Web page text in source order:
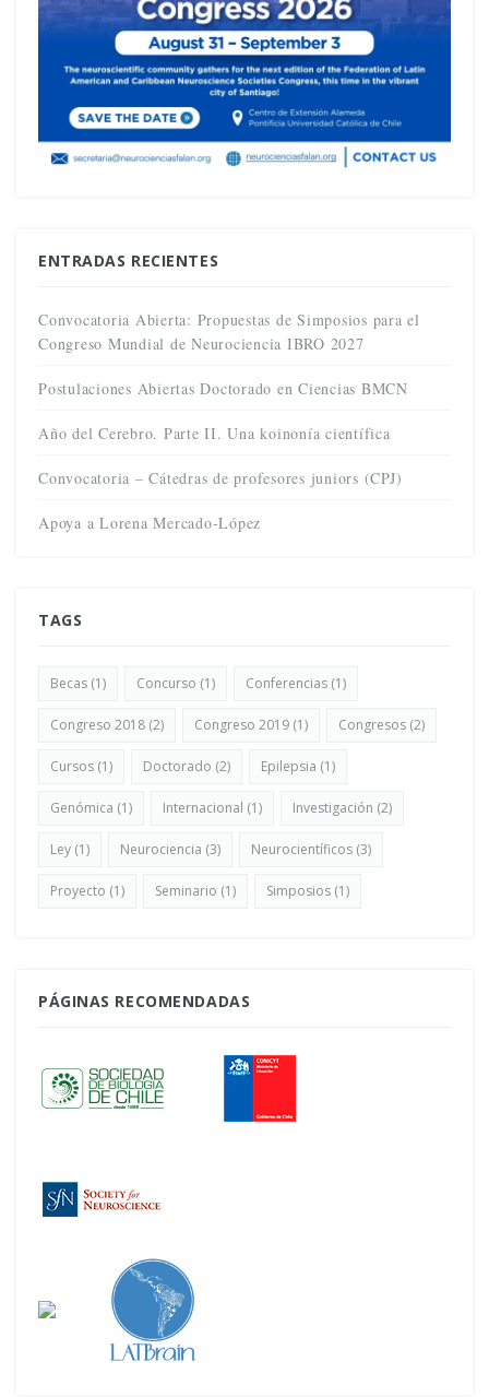
ENTRADAS RECIENTES
Convocatoria Abierta: Propuestas de Simposios para el
Congreso Mundial de Neurociencia IBRO 2027
Postulaciones Abiertas Doctorado en Ciencias BMCN
Año del Cerebro. Parte II. Una koinonía científica
Convocatoria – Cátedras de profesores juniors (CPJ)
Apoya a Lorena Mercado-López
TAGS
Becas (1) Concurso (1) Conferencias (1)
Congreso 2018 (2) Congreso 2019 (1) Congresos (2)
Cursos (1) Doctorado (2) Epilepsia (1)
Genómica (1) Internacional (1) Investigación (2)
Ley (1) Neurociencia (3) Neurocientíficos (3)
Proyecto (1) Seminario (1) Simposios (1)
PÁGINAS RECOMENDADAS